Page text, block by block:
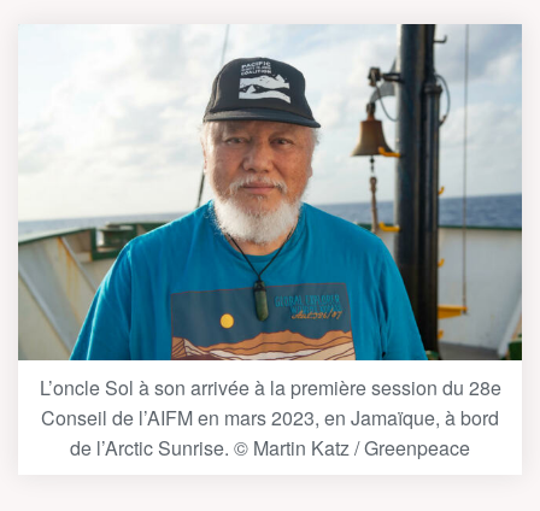
L’oncle Sol à son arrivée à la première session du 28e
Conseil de l’AIFM en mars 2023, en Jamaïque, à bord
de l’Arctic Sunrise. © Martin Katz / Greenpeace